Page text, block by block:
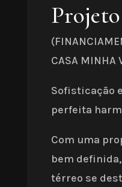
Projeto
CASA MINHA
Sofisticação
perfeita
Com uma
bem
térreo se